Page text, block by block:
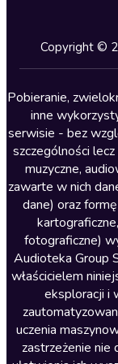
Kryminały
Lektury szkolne
Literatura
Literatura faktu
Literatura
Literatura piękna
Literatura piękna
Nagrania
Nauka języków
Nauki
Podcasty i audycje
Polityka
Copyright ©
Pobieranie,
inne
serwisie - bez
szczególności lecz
muzyczne,
zawarte w nich
dane) oraz
fotograficzne)
Audioteka Group
właścicielem
eksploracji i
uczenia
zastrzeżenie